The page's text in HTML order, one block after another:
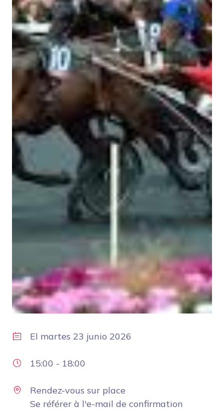
El martes 23 junio 2026
15:00 - 18:00
Rendez-vous sur place
Se référer à l'e-mail de confirmation